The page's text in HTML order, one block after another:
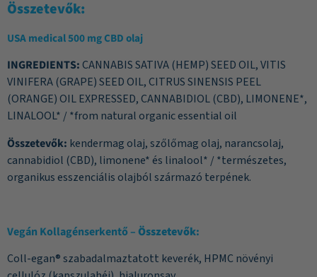
Összetevők:
USA medical 500 mg CBD olaj
INGREDIENTS:CANNABIS SATIVA (HEMP) SEED OIL, VITIS
VINIFERA (GRAPE) SEED OIL, CITRUS SINENSIS PEEL
(ORANGE) OIL EXPRESSED, CANNABIDIOL (CBD), LIMONENE*,
LINALOOL* / *from natural organic essential oil
Összetevők: kendermag olaj, szőlőmag olaj, narancsolaj,
cannabidiol (CBD), limonene* és linalool* / *természetes,
organikus esszenciális olajból származó terpének.
Vegán Kollagénserkentő–Összetevők:
Coll-egan® szabadalmaztatott keverék, HPMC növényi